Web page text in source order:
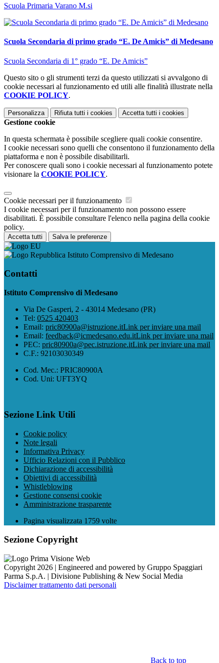
Scuola Primaria Varano M.si
Scuola Secondaria di primo grado “E. De Amicis” di Medesano
Scuola Secondaria di 1° grado “E. De Amicis”
Questo sito o gli strumenti terzi da questo utilizzati si avvalgono di
cookie necessari al funzionamento ed utili alle finalità illustrate nella
COOKIE POLICY.
Personalizza Rifiuta tutti i cookies Accetta tutti i cookies
Gestione cookie
In questa schermata è possibile scegliere quali cookie consentire.
I cookie necessari sono quelli che consentono il funzionamento della
piattaforma e non è possibile disabilitarli.
Per conoscere quali sono i cookie necessari al funzionamento potete
visionare la COOKIE POLICY.
Cookie necessari per il funzionamento
I cookie necessari per il funzionamento non possono essere
disabilitati. È possibile consultare l'elenco nella pagina della cookie
policy.
Accetta tutti Salva le preferenze
Istituto Comprensivo di Medesano
Contatti
Istituto Comprensivo di Medesano
Via De Gasperi, 2 - 43014 Medesano (PR)
Tel: 0525 420403
Email: pric80900a@istruzione.itLink per inviare una mail
Email: feedback@icmedesano.edu.itLink per inviare una mail
PEC: pric80900a@pec.istruzione.itLink per inviare una mail
C.F.: 92103030349
Cod. Mec.: PRIC80900A
Cod. Uni: UFT3YQ
Sezione Link Utili
Cookie policy
Note legali
Informativa Privacy
Ufficio Relazioni con il Pubblico
Dichiarazione di accessibilità
Obiettivi di accessibilità
Whistleblowing
Gestione consensi cookie
Amministrazione trasparente
Pagina visualizzata 1759 volte
Sezione Copyright
Copyright 2026 | Engineered and powered by Gruppo Spaggiari
Parma S.p.A. | Divisione Publishing & New Social Media
Disclaimer trattamento dati personali
Back to top